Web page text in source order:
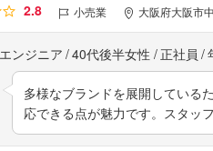
2.8 小売業 大阪府大阪市
ンジニア 40代後半女性 正社員
多様なブランドを展開している
応できる点が魅力です。スタッ